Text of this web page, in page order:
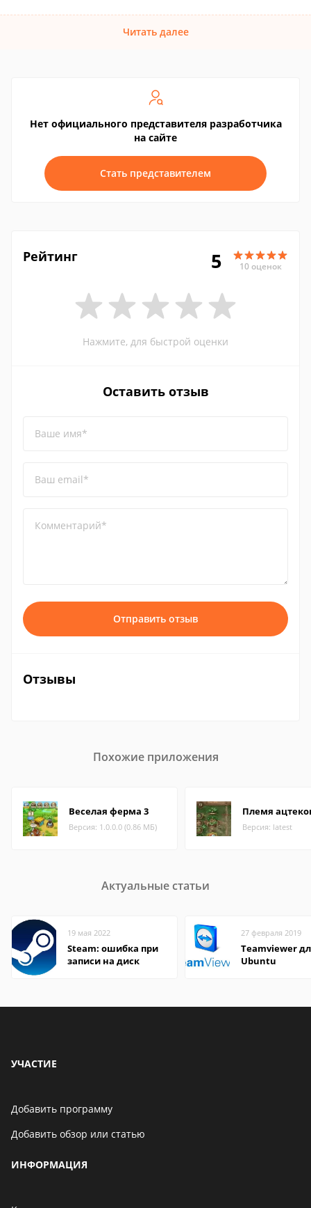
Читать далее
Нет официального представителя разработчика
на сайте
Стать представителем
Рейтинг 5 10 оценок
Нажмите, для быстрой оценки
Оставить отзыв
Ваше имя*
Ваш email*
Комментарий*
Отправить отзыв
Отзывы
Похожие приложения
Веселая ферма 3
Версия: 1.0.0.0 (0.86 МБ)
Племя
Версия: latest
Актуальные статьи
19 мая 2022
Steam: ошибка при
записи на диск
27 февраля 2019
Teamviewer
Ubuntu
УЧАСТИЕ
Добавить программу
Добавить обзор или статью
ИНФОРМАЦИЯ